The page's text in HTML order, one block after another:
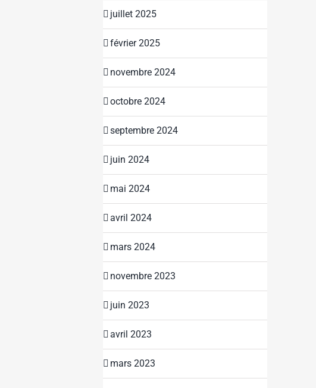
juillet 2025
février 2025
novembre 2024
octobre 2024
septembre 2024
juin 2024
mai 2024
avril 2024
mars 2024
novembre 2023
juin 2023
avril 2023
mars 2023